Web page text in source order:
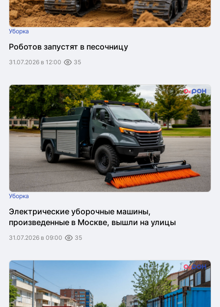
Уборка
Роботов запустят в песочницу
31.07.2026 в 12:00 35
Уборка
Электрические уборочные машины,
произведенные в Москве, вышли на улицы
31.07.2026 в 09:00 35